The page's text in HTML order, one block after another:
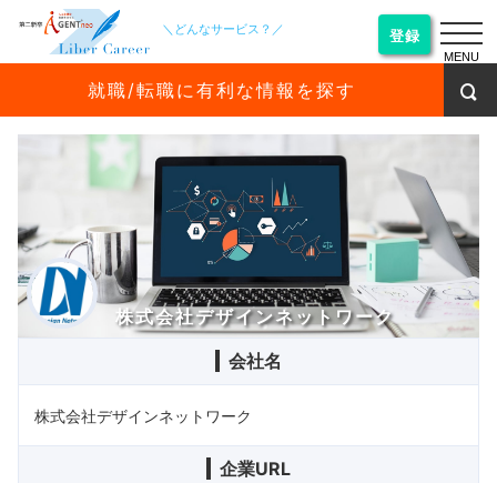
＼どんなサービス？／ 登録
就職/転職に有利な情報を探す
株式会社デザインネットワーク
会社名
株式会社デザインネットワーク
企業URL
MENU